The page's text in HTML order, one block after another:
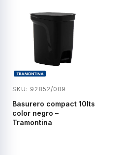
SKU: 92852/009
Basurero compact 10lts
color negro –
Tramontina